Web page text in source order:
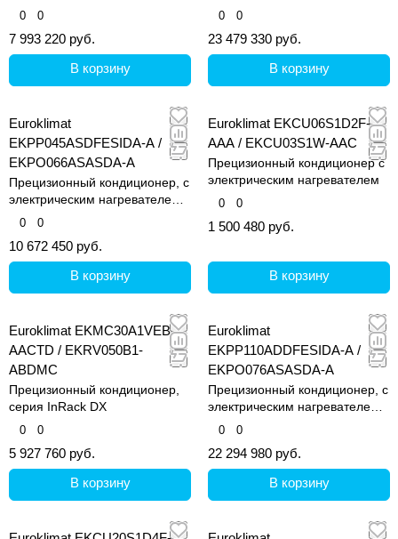
увлажнителем
0 0
7 993 220 руб.
В корзину
увлажнителем
0 0
23 479 330 руб.
В корзину
Euroklimat
EKPP045ASDFESIDA-A /
EKPO066ASASDA-A
Прецизионный кондиционер, с
электрическим нагревателем и
увлажнителем
0 0
10 672 450 руб.
В корзину
Euroklimat EKCU06S1D2F-
AAA / EKCU03S1W-AAC
Прецизионный кондиционер с
электрическим нагревателем
0 0
1 500 480 руб.
В корзину
Euroklimat EKMC30A1VEB-
AACTD / EKRV050B1-
ABDMC
Прецизионный кондиционер,
серия InRack DX
0 0
5 927 760 руб.
В корзину
Euroklimat
EKPP110ADDFESIDA-A /
EKPO076ASASDA-A
Прецизионный кондиционер, с
электрическим нагревателем и
увлажнителем
0 0
22 294 980 руб.
В корзину